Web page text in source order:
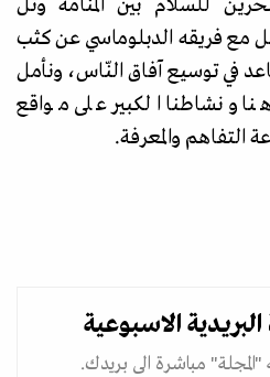
للسلام بين المنامة وتل
مع فريقه الدبلوماسي عن كثب
في توسيع آفاق النّاس، ونأمل
هنا ونشاطنا الكبير على مواقع
التفاهم والمعرفة.
الاسبوعية
مباشرة الى بريدك.